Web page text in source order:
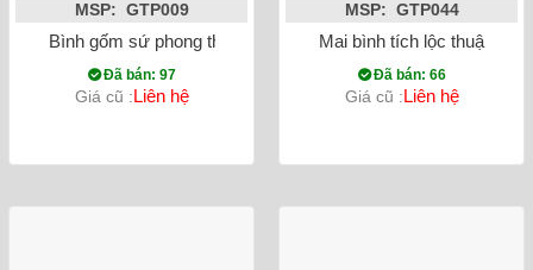
MSP: GTP009
Bình gốm sứ phong thủy tỳ bà chim công đắp nổi màu đỏ
Đã bán: 97
Giá cũ :Liên hệ
MSP: GTP044
Mai bình tích lộc thuận
Đã bán: 66
Giá cũ :Liên hệ